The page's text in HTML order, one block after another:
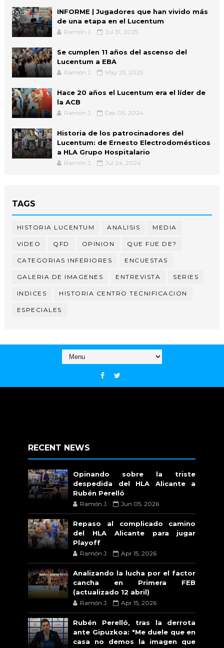
INFORME | Jugadores que han vivido más
de una etapa en el Lucentum
Ramón J. Jul 31, 2025
Se cumplen 11 años del ascenso del
Lucentum a EBA
Ramón J. May 25, 2025
Hace 20 años el Lucentum era el líder de
la ACB
Ramón J. Dec 05, 2024
Historia de los patrocinadores del
Lucentum: de Ernesto Electrodomésticos
a HLA Grupo Hospitalario
Ramón J. Jul 24, 2024
TAGS
HISTORIA LUCENTUM ANALISIS MEDIA
VIDEO QFD OPINION QUE FUE DE?
CATEGORIAS INFERIORES ENCUESTAS
GALERIA DE IMAGENES ENTREVISTA SERIES
INDICES HISTORIA CENTRO TECNIFICACION
ESPECIALES
RECENT NEWS
Opinando sobre la triste
despedida del HLA Alicante a
Rubén Perelló
Ramón J. Jun 05, 2026
Repaso al complicado camino
del HLA Alicante para jugar
Playoff
Ramón J. Apr 15, 2026
Analizando la lucha por el factor
cancha en Primera FEB
(actualizado 12 abril)
Ramón J. Apr 15, 2026
Rubén Perelló, tras la derrota
ante Gipuzkoa: "Me duele que en
casa no demos la imagen que